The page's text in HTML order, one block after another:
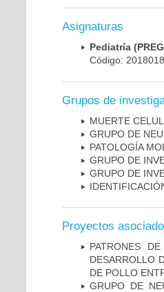
Asignaturas
Pediatría
Código:
Grupos de
MUERTE
GRUPO DE
PATOLOGÍA
GRUPO DE
GRUPO DE
Proyectos
PATRONES
DESARROLLO
DE POLLO
GRUPO DE